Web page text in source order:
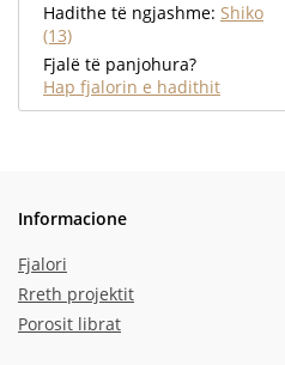
Hadithe të ngjashme: Shiko
(13)
Fjalë të panjohura?
Hap fjalorin e hadithit
Informacione
Fjalori
Rreth projektit
Porosit librat